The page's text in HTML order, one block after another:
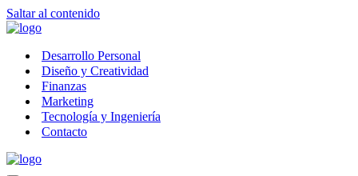
Saltar al contenido
Desarrollo Personal
Diseño y Creatividad
Finanzas
Marketing
Tecnología y Ingeniería
Contacto